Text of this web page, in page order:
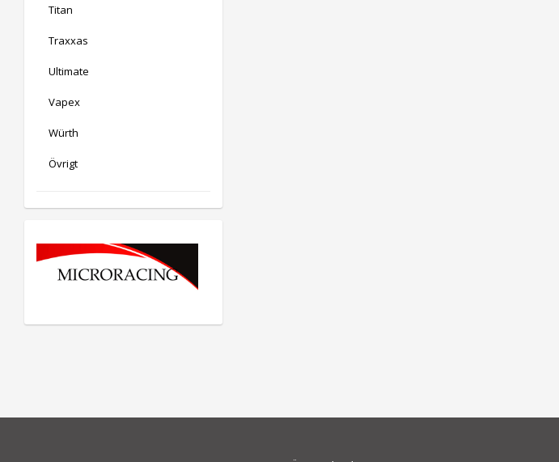
Titan
Traxxas
Ultimate
Vapex
Würth
Övrigt